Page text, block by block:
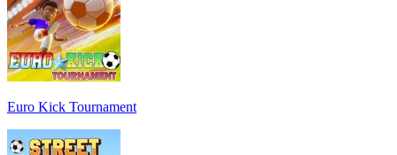
Euro Kick Tournament